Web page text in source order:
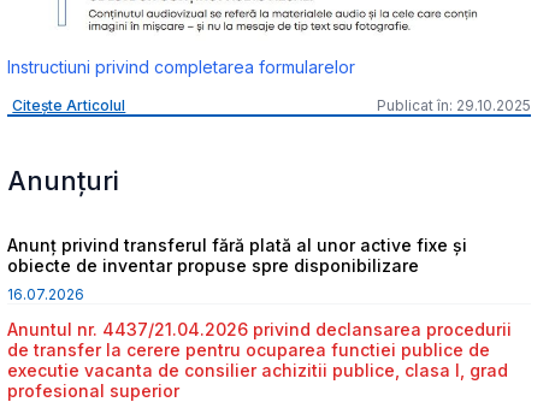
Instructiuni privind completarea formularelor
Citește Articolul Publicat în: 29.10.2025
Anunțuri
Anunț privind transferul fără plată al unor active fixe și
obiecte de inventar propuse spre disponibilizare
16.07.2026
Anuntul nr. 4437/21.04.2026 privind declansarea procedurii
de transfer la cerere pentru ocuparea functiei publice de
executie vacanta de consilier achizitii publice, clasa I, grad
profesional superior